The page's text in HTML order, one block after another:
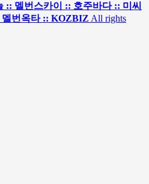
:: 멜번스카이 :: 호주바다 :: 미씨
번옥타 :: KOZBIZ All rights